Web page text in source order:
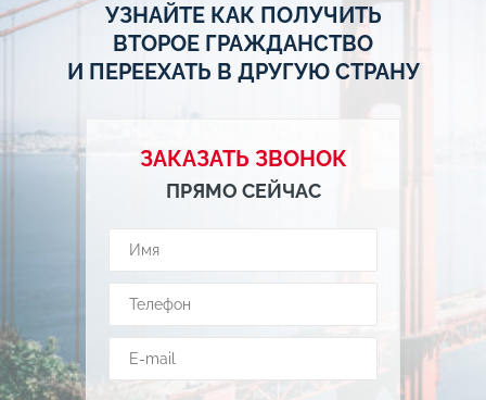
УЗНАЙТЕ КАК ПОЛУЧИТЬ
ВТОРОЕ ГРАЖДАНСТВО
И ПЕРЕЕХАТЬ В ДРУГУЮ СТРАНУ
ЗАКАЗАТЬ ЗВОНОК
ПРЯМО СЕЙЧАС